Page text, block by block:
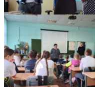
pic06524_11